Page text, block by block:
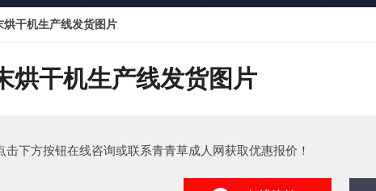
烘干机生产线发货图片
烘干机生产线发货图片
下方按钮在线咨询或联系青青草成人网获取优惠报价！